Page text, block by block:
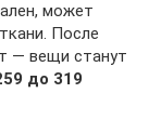
может
После
— вещи станут
до 319